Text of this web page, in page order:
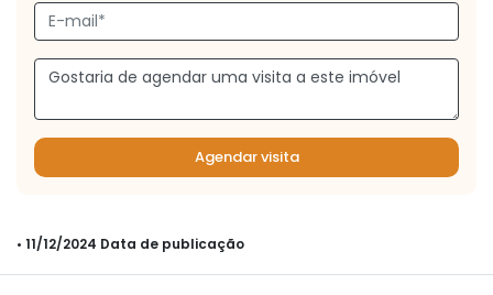
Agendar visita
• 11/12/2024 Data de publicação